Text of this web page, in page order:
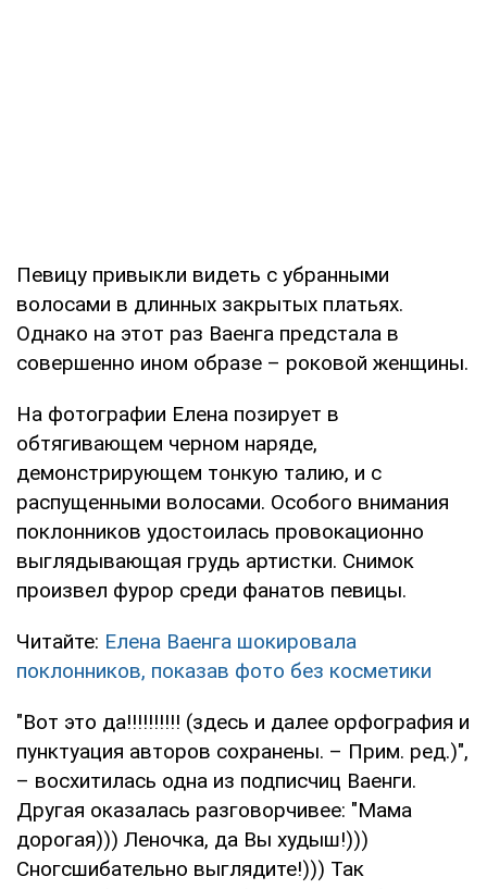
Певицу привыкли видеть с убранными
волосами в длинных закрытых платьях.
Однако на этот раз Ваенга предстала в
совершенно ином образе – роковой женщины.
На фотографии Елена позирует в
обтягивающем черном наряде,
демонстрирующем тонкую талию, и с
распущенными волосами. Особого внимания
поклонников удостоилась провокационно
выглядывающая грудь артистки. Снимок
произвел фурор среди фанатов певицы.
Читайте: Елена Ваенга шокировала
поклонников, показав фото без косметики
"Вот это да!!!!!!!!!! (здесь и далее орфография и
пунктуация авторов сохранены. – Прим. ред.)",
– восхитилась одна из подписчиц Ваенги.
Другая оказалась разговорчивее: "Мама
дорогая))) Леночка, да Вы худыш!)))
Сногсшибательно выглядите!))) Так